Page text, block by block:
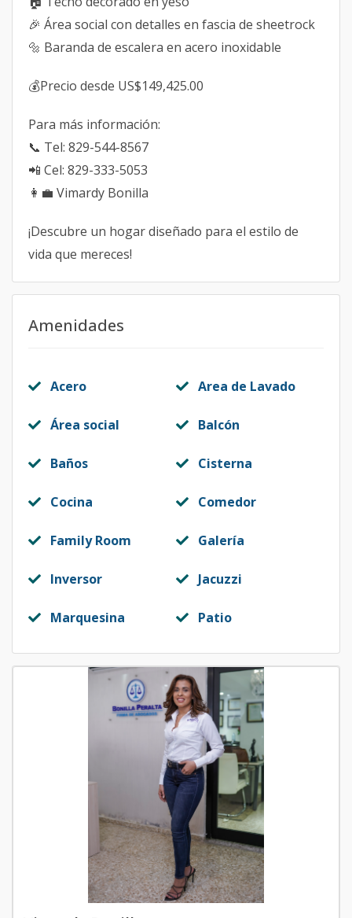
🎉 Área social con detalles en fascia de sheetrock
🔩 Baranda de escalera en acero inoxidable
💰Precio desde US$149,425.00
Para más información:
📞 Tel: 829-544-8567
📲 Cel: 829-333-5053
👩‍💼 Vimardy Bonilla
¡Descubre un hogar diseñado para el estilo de
vida que mereces!
Amenidades
Acero Area de Lavado
Área social Balcón
Baños Cisterna
Cocina Comedor
Family Room Galería
Inversor Jacuzzi
Marquesina Patio